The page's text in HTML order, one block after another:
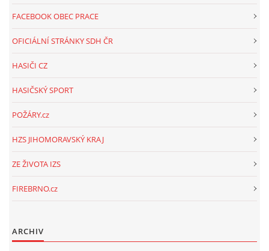
FACEBOOK OBEC PRACE
OFICIÁLNÍ STRÁNKY SDH ČR
HASIČI CZ
HASIČSKÝ SPORT
POŽÁRY.cz
HZS JIHOMORAVSKÝ KRAJ
ZE ŽIVOTA IZS
FIREBRNO.cz
ARCHIV